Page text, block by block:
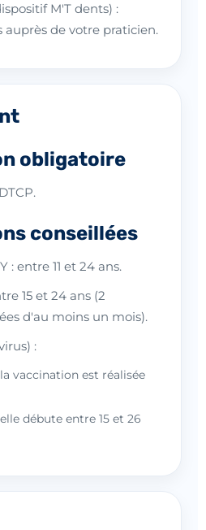
M'T dents) :
auprès de votre praticien.
obligatoire
conseillées
: entre 11 et 24 ans.
15 et 24 ans (2
d'au moins un mois).
:
vaccination est réalisée
débute entre 15 et 26